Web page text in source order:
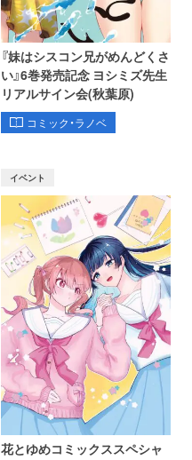
『妹はシスコン兄がめんどくさ
い』6巻発売記念 ヨシミズ先生
リアルサイン会(秋葉原)
コミック・ラノベ
イベント
花とゆめコミックススペシャ